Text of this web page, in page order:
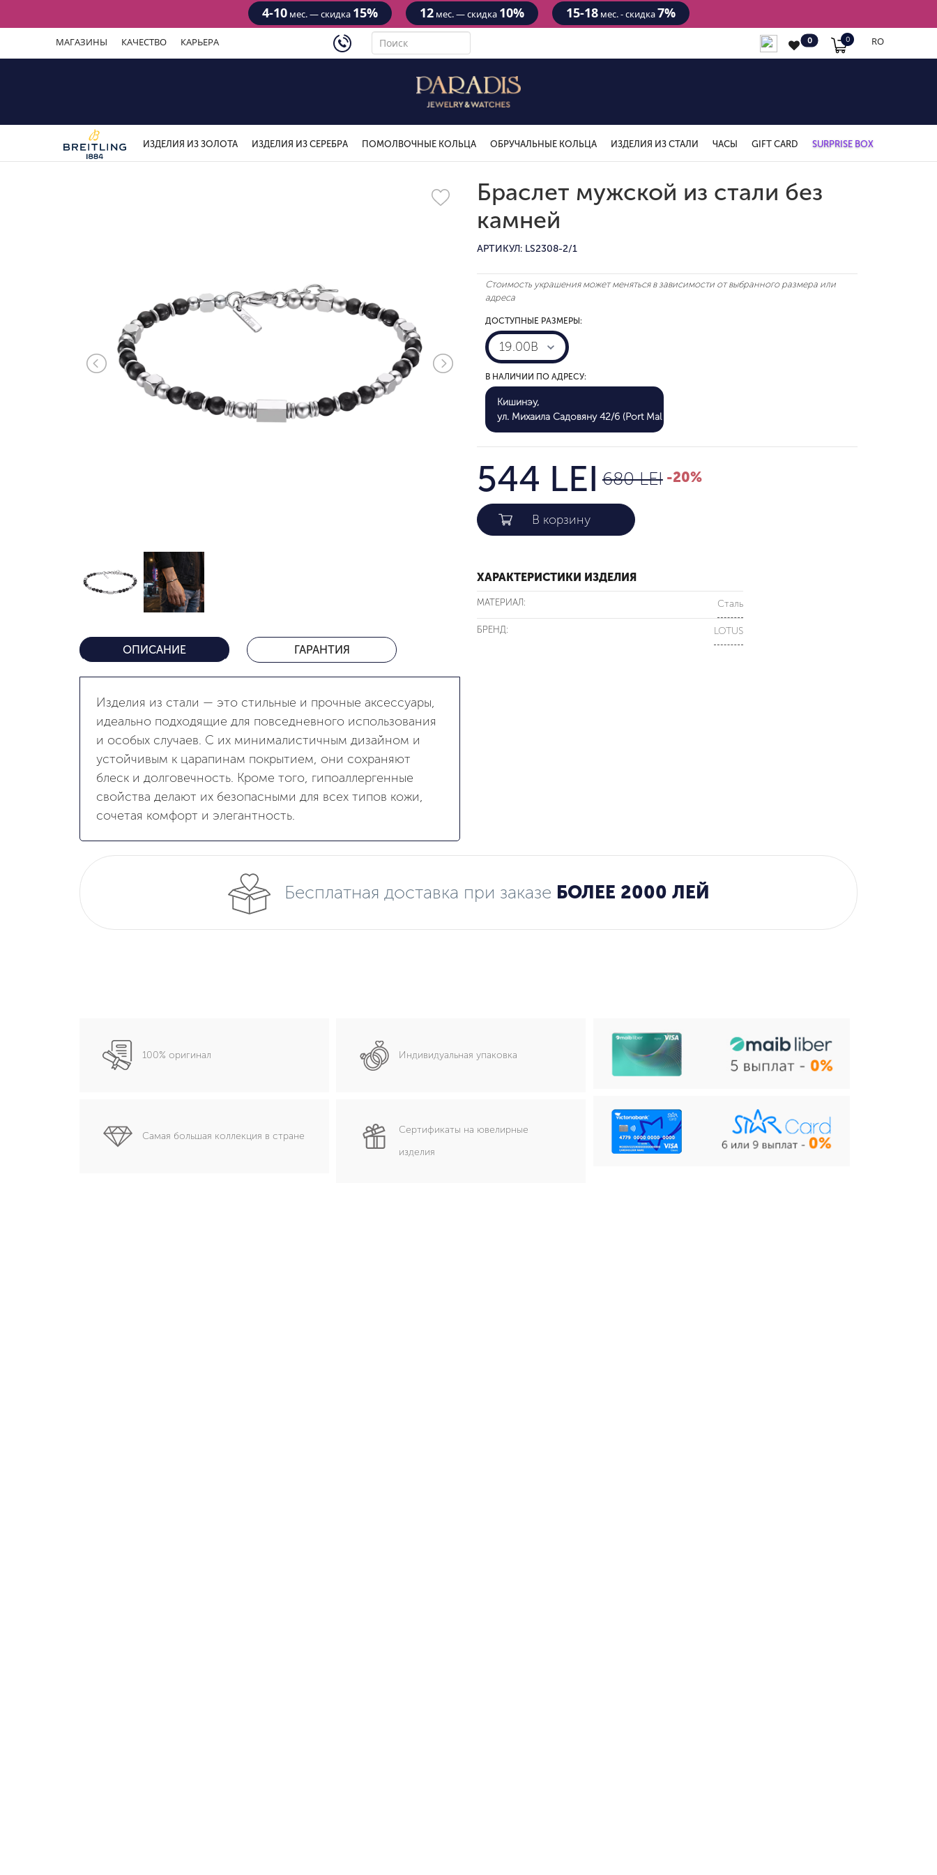
4-10мес. — скидка 15% 12мес. — скидка 10% 15-18мес. - скидка7%
МАГАЗИНЫ КАЧЕСТВО КАРЬЕРА 4434 RO
0 0
ИЗДЕЛИЯ ИЗ ЗОЛОТА ИЗДЕЛИЯ ИЗ СЕРЕБРА ПОМОЛВОЧНЫЕ КОЛЬЦА ОБРУЧАЛЬНЫЕ КОЛЬЦА ИЗДЕЛИЯ ИЗ СТАЛИ ЧАСЫ GIFT CARD SURPRISE BOX
ОПИСАНИЕ ГАРАНТИЯ
Изделия из стали — это стильные и прочные аксессуары,
идеально подходящие для повседневного использования
и особых случаев. С их минималистичным дизайном и
устойчивым к царапинам покрытием, они сохраняют
блеск и долговечность. Кроме того, гипоаллергенные
свойства делают их безопасными для всех типов кожи,
сочетая комфорт и элегантность.
Браслет мужской из стали без
камней
АРТИКУЛ: LS2308-2/1
Стоимость украшения может меняться в зависимости от выбранного размера или
адреса
ДОСТУПНЫЕ РАЗМЕРЫ:
19.00B
В НАЛИЧИИ ПО АДРЕСУ:
Кишинэу,
ул. Михаила Садовяну 42/6 (Port Mall)
544 LEI 680 LEI -20%
ХАРАКТЕРИСТИКИ ИЗДЕЛИЯ
МАТЕРИАЛ: Сталь
БРЕНД: LOTUS
Бесплатная доставка при заказе БОЛЕЕ 2000 ЛЕЙ
100% оригинал
Самая большая коллекция в стране
Индивидуальная упаковка
Сертификаты на ювелирные
изделия